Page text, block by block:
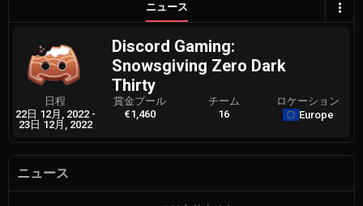
ニュース
Discord Gaming:
Snowsgiving Zero Dark
Thirty
日程
22日 12月, 2022 -
23日 12月, 2022
賞金プール
€1,460
チーム
16
ロケーション
Europe
ニュース